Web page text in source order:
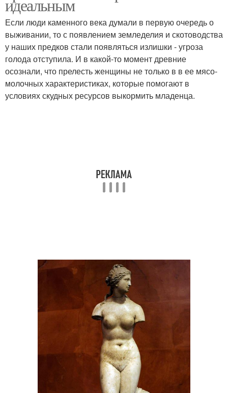
идеальным
Если люди каменного века думали в первую очередь о
выживании, то с появлением земледелия и скотоводства
у наших предков стали появляться излишки - угроза
голода отступила. И в какой-то момент древние
осознали, что прелесть женщины не только в в ее мясо-
молочных характеристиках, которые помогают в
условиях скудных ресурсов выкормить младенца.